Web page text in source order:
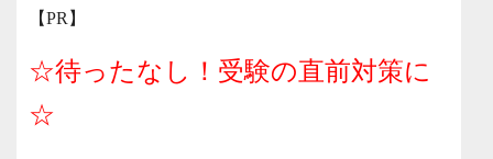
【PR】
☆待ったなし！受験の直前対策に
☆